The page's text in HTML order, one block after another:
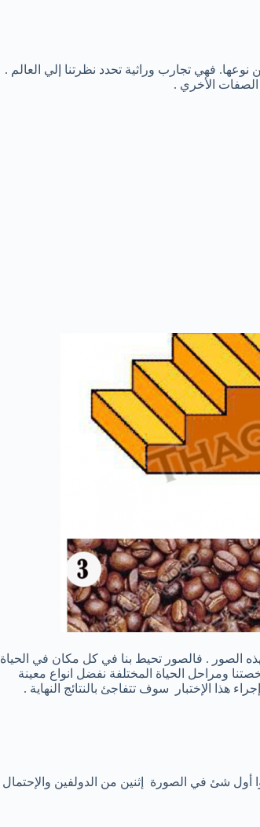
فهي تجارب وراثية تحدد نظرتنا إلي العالم .
الأخري .
الصور . فالصور تحيط بنا في كل مكان في الحياة
ومراحل الحياة المختلفة نفضل انواع معينة
هذا الإختبار سوف تتفاجئ بالنتائج النهاية .
أول شئ في الصورة إثنين من الدولفين والإحتمال